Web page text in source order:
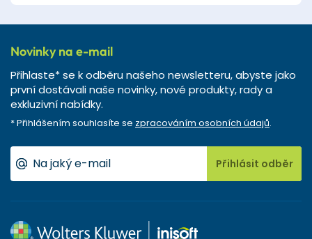
Novinky na e-mail
Přihlaste* se k odběru našeho newsletteru, abyste jako
první dostávali naše novinky, nové produkty, rady a
exkluzivní nabídky.
* Přihlášením souhlasíte se zpracováním osobních údajů.
Přihlásit odběr